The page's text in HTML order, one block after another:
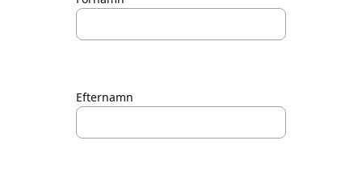
Efternamn